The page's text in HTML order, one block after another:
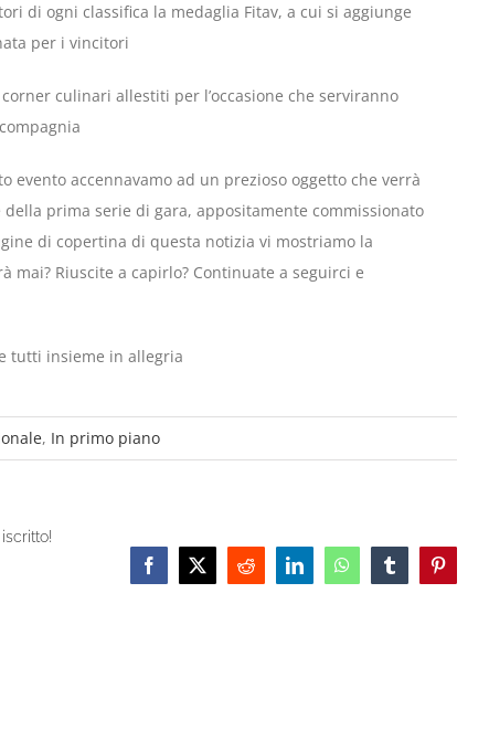
di ogni classifica la medaglia Fitav, a cui si aggiunge
per i vincitori
culinari allestiti per l’occasione che serviranno
evento accennavamo ad un prezioso oggetto che verrà
prima serie di gara, appositamente commissionato
di copertina di questa notizia vi mostriamo la
mai? Riuscite a capirlo? Continuate a seguirci e
tutti insieme in allegria
, In primo piano
Facebook
X RedditLinkedInWhatsAppTumblrPinterest